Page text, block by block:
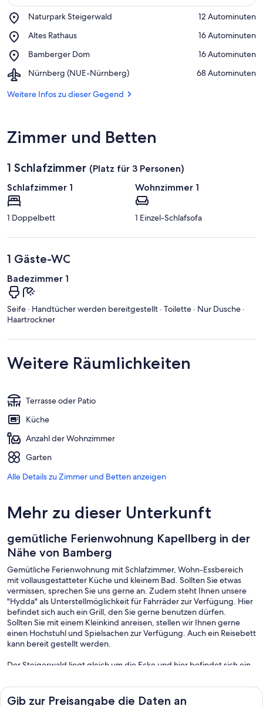
Naturpark Steigerwald
Place,
Steigerwald
‪12 Autominuten‬
Altes Rathaus
Place,
Rathaus
‪16 Autominuten‬
Bamberger Dom
Place,
Dom
‪16 Autominuten‬
Nürnberg (NUE-Nürnberg)
Airport,
(NUE-
‪68 Autominuten‬
Weitere Infos zu dieser Gegend
Zimmer und Betten
1 Schlafzimmer (Platz für 3 Personen)
Schlafzimmer 1
1 Doppelbett
Wohnzimmer 1
1 Einzel-Schlafsofa
1 Gäste-WC
Badezimmer 1
Seife · Handtücher werden bereitgestellt · Toilette · Nur Dusche ·
Haartrockner
Weitere Räumlichkeiten
Terrasse oder Patio
Küche
Anzahl der Wohnzimmer
Garten
Alle Details zu Zimmer und Betten anzeigen
Mehr zu dieser Unterkunft
gemütliche Ferienwohnung Kapellberg in der
Nähe von Bamberg
Gemütliche Ferienwohnung mit Schlafzimmer, Wohn-Essbereich
mit vollausgestatteter Küche und kleinem Bad. Sollten Sie etwas
vermissen, sprechen Sie uns gerne an. Zudem steht Ihnen unsere
"Hydda" als Unterstellmöglichkeit für Fahrräder zur Verfügung. Hier
befindet sich auch ein Grill, den Sie gerne benutzen dürfen.
Sollten Sie mit einem Kleinkind anreisen, stellen wir Ihnen gerne
einen Hochstuhl und Spielsachen zur Verfügung. Auch ein Reisebett
kann bereit gestellt werden.
Der Steigerwald liegt gleich um die Ecke und hier befindet sich ein
Auerochsen tummeln.
Gib zur Preisangabe die Daten an